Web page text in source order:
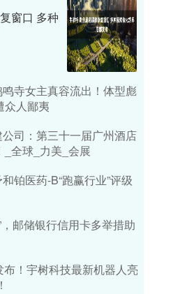
窗口 多种
寺女主真容流出！体型彪
众人鄙夷
司：第三十一届广州酒店
_全球_力美_会展
铂医药-B“跑赢行业”评级
，邮储银行信用卡多举措助
！宇树科技最新机器人亮